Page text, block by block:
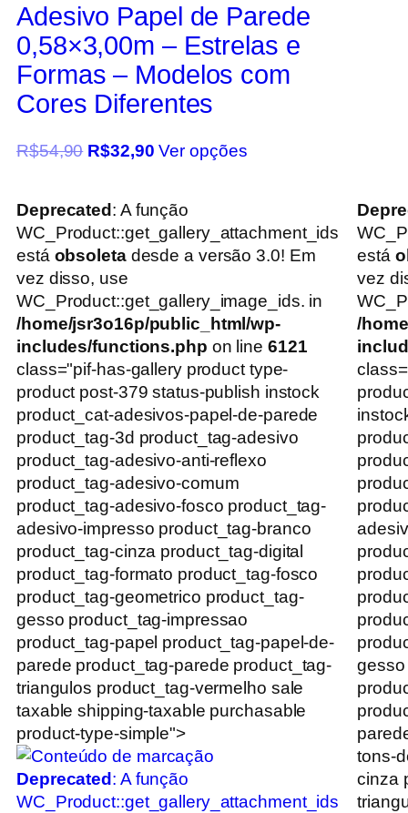
Adesivo Papel de Parede
0,58×3,00m – Estrelas e
Formas – Modelos com
Cores Diferentes
R$54,90 R$32,90 Ver opções
Deprecated : A função
WC_Product::get_gallery_attachment_ids
está obsoletadesde a versão 3.0! Em
vez disso, use
WC_Product::get_gallery_image_ids. in
/home/jsr3o16p/public_html/wp-
includes/functions.php on line 6121
class="pif-has-gallery product type-
product post-379 status-publish instock
product_cat-adesivos-papel-de-parede
product_tag-3d product_tag-adesivo
product_tag-adesivo-anti-reflexo
product_tag-adesivo-comum
product_tag-adesivo-fosco product_tag-
adesivo-impresso product_tag-branco
product_tag-cinza product_tag-digital
product_tag-formato product_tag-fosco
product_tag-geometrico product_tag-
gesso product_tag-impressao
product_tag-papel product_tag-papel-de-
parede product_tag-parede product_tag-
triangulos product_tag-vermelho sale
taxable shipping-taxable purchasable
product-type-simple">
Deprecated : A função
WC_Product::get_gallery_attachment_ids
está
vez
/
tons-
cinza